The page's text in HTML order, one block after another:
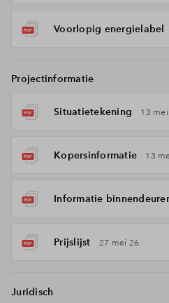
Voorlopig energielabel
Projectinformatie
Situatietekening 13
Kopersinformatie 13
Informatie
Prijslijst 27 mei 26
Juridisch